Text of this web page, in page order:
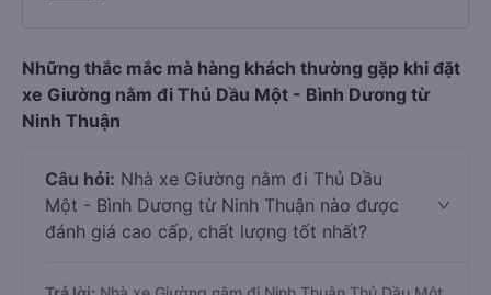
Những thắc mắc mà hàng khách thường gặp khi đặt
xe Giường nằm đi Thủ Dầu Một - Bình Dương từ
Ninh Thuận
Câu hỏi: Nhà xe Giường nằm đi Thủ Dầu
Một - Bình Dương từ Ninh Thuận nào được
đánh giá cao cấp, chất lượng tốt nhất?